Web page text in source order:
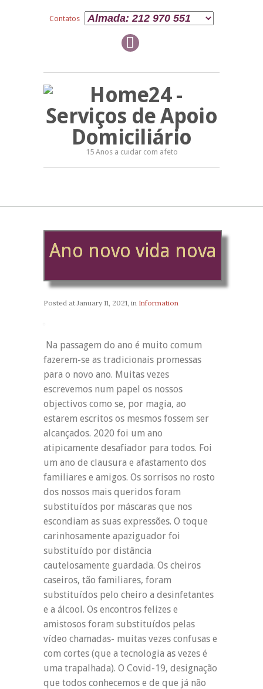
Contatos
15 Anos a cuidar com afeto
Ano novo vida nova
Posted atJanuary 11, 2021, in Information
Na passagem do ano é muito comum
fazerem-se as tradicionais promessas
para o novo ano. Muitas vezes
escrevemos num papel os nossos
objectivos como se, por magia, ao
estarem escritos os mesmos fossem ser
alcançados. 2020 foi um ano
atipicamente desafiador para todos. Foi
um ano de clausura e afastamento dos
familiares e amigos. Os sorrisos no rosto
dos nossos mais queridos foram
substituídos por máscaras que nos
escondiam as suas expressões. O toque
carinhosamente apaziguador foi
substituído por distância
cautelosamente guardada. Os cheiros
caseiros, tão familiares, foram
substituídos pelo cheiro a desinfetantes
e a álcool. Os encontros felizes e
amistosos foram substituídos pelas
vídeo chamadas- muitas vezes confusas e
com cortes (que a tecnologia as vezes é
uma trapalhada). O Covid-19, designação
que todos conhecemos e de que já não